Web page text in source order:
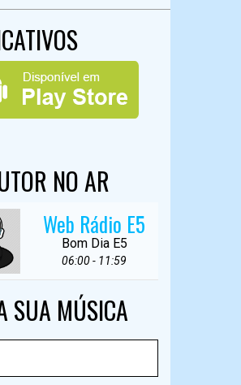
NO AR
Web Rádio E5
Bom Dia E5
06:00 - 11:59
SUA MÚSICA